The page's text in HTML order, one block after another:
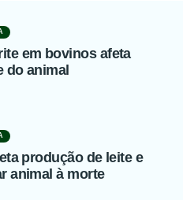
em bovinos afeta
do animal
produção de leite e
animal à morte